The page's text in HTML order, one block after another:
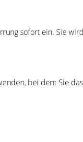
sofort ein. Sie
bei dem Sie